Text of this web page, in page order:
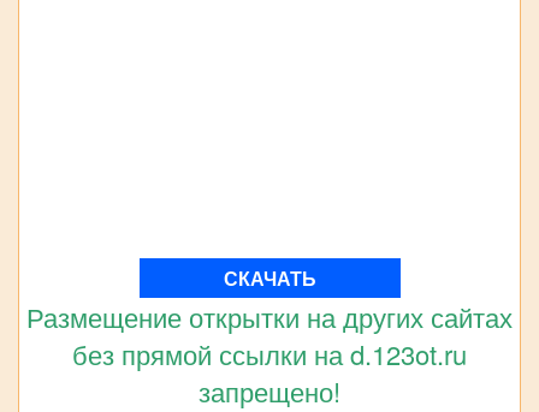
СКАЧАТЬ
Размещение открытки на других сайтах
без прямой ссылки на d.123ot.ru
запрещено!